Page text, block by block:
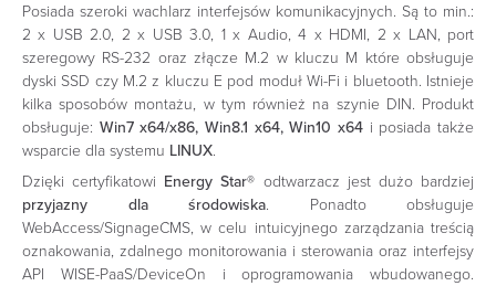
Posiada szeroki wachlarz interfejsów komunikacyjnych. Są to min.:
2 x USB 2.0, 2 x USB 3.0, 1 x Audio, 4 x HDMI, 2 x LAN, port
szeregowy RS-232 oraz złącze M.2 w kluczu M które obsługuje
dyski SSD czy M.2 z kluczu E pod moduł Wi-Fi i bluetooth. Istnieje
kilka sposobów montażu, w tym również na szynie DIN. Produkt
obsługuje: Win7 x64/x86, Win8.1 x64, Win10 x64 i posiada także
wsparcie dla systemu LINUX.
Dzięki certyfikatowi Energy Star® odtwarzacz jest dużo bardziej
przyjazny dla środowiska. Ponadto obsługuje
WebAccess/SignageCMS, w celu intuicyjnego zarządzania treścią
oznakowania, zdalnego monitorowania i sterowania oraz interfejsy
API WISE-PaaS/DeviceOn i oprogramowania wbudowanego.